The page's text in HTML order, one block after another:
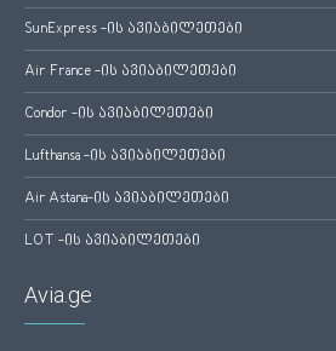
SunExpress -ის ავიაბილეთები
Air France -ის ავიაბილეთები
Condor -ის ავიაბილეთები
Lufthansa -ის ავიაბილეთები
Air Astana-ის ავიაბილეთები
LOT -ის ავიაბილეთები
Avia.ge